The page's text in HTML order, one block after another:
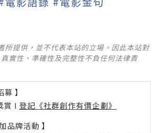
所提供，並不代表本站的立場。因此本站對
實性、準確性及完整性不負任何法律責
】
賞 l 登記《社群創作有價企劃》
品牌活動 】